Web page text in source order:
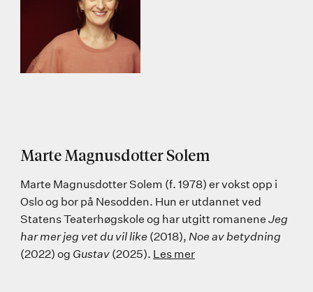
Marte Magnusdotter Solem
Marte Magnusdotter Solem (f. 1978) er vokst opp i
Oslo og bor på Nesodden. Hun er utdannet ved
Statens Teaterhøgskole og har utgitt romanene Jeg
har mer jeg vet du vil like (2018), Noe av betydning
(2022) og Gustav (2025). Les mer